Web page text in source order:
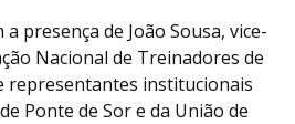
presença de João Sousa, vice-
Nacional de Treinadores de
representantes institucionais
Ponte de Sor e da União de